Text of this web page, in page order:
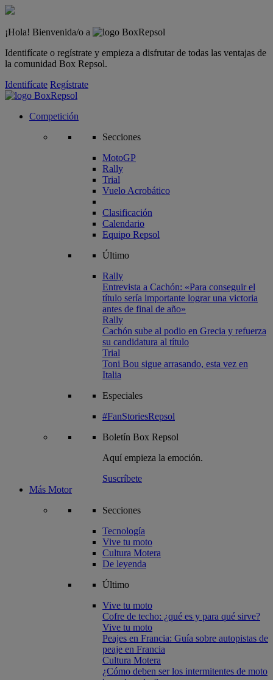
¡Hola! Bienvenida/o a
Identifícate o regístrate y empieza a disfrutar de todas las ventajas de
la comunidad Box Repsol.
Identifícate Regístrate
Competición
Secciones
MotoGP
Rally
Trial
Vuelo Acrobático
Clasificación
Calendario
Equipo Repsol
Último
Rally
Entrevista a Cachón: «Para conseguir el
título sería importante lograr una victoria
antes de final de año»
Rally
Cachón sube al podio en Grecia y refuerza
su candidatura al título
Trial
Toni Bou sigue arrasando, esta vez en
Italia
Especiales
#FanStoriesRepsol
Boletín Box Repsol
Aquí empieza la emoción.
Suscríbete
Más Motor
Secciones
Tecnología
Vive tu moto
Cultura Motera
De leyenda
Último
Vive tu moto
Cofre de techo: ¿qué es y para qué sirve?
Vive tu moto
Peajes en Francia: Guía sobre autopistas de
peaje en Francia
Cultura Motera
¿Cómo deben ser los intermitentes de moto